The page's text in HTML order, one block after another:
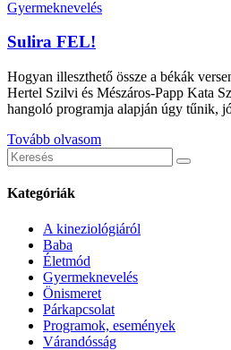
Gyermeknevelés
Sulira FEL!
Hogyan illeszthető össze a békák
Hertel Szilvi és Mészáros-Papp Kata
hangoló programja alapján úgy tűnik,
Tovább olvasom
Keresés
erre:
Kategóriák
A kineziológiáról
Baba
Életmód
Gyermeknevelés
Önismeret
Párkapcsolat
Programok, események
Várandósság